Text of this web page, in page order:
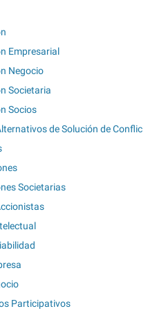
Empresarial
Negocio
Societaria
Socios
de Solución de Conflic
Societarias
Participativos